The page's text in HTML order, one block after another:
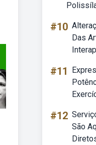
#10
Das
#11
#12
São